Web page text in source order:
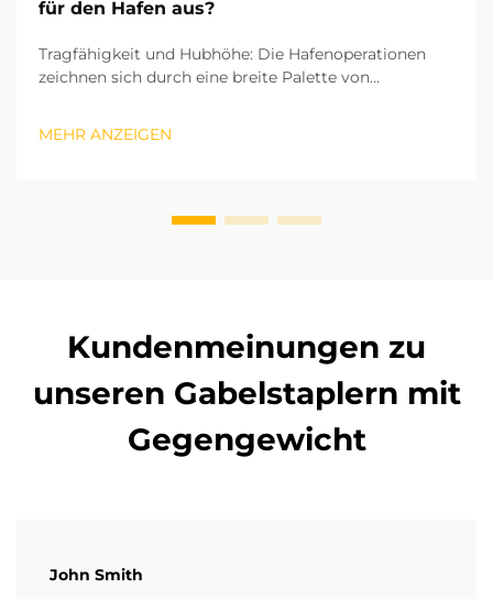
für den Hafen aus?
Tragfähigkeit und Hubhöhe: Die Hafenoperationen
zeichnen sich durch eine breite Palette von
Tragfähigkeit der erste entscheidende Faktor bei der
MEHR ANZEIGEN
Kundenmeinungen zu
unseren Gabelstaplern mit
Gegengewicht
John Smith